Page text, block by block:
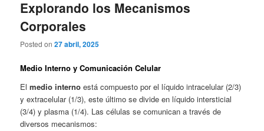
Explorando los Mecanismos
Corporales
Posted on27 abril, 2025
Medio Interno y Comunicación Celular
Elmedio interno está compuesto por el líquido intracelular (2/3)
y extracelular (1/3), este último se divide en líquido intersticial
(3/4) y plasma (1/4). Las células se comunican a través de
diversos mecanismos: